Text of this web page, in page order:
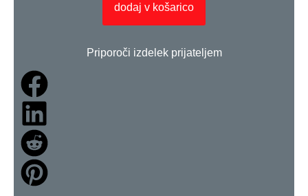
dodaj v košarico
Priporoči izdelek prijateljem